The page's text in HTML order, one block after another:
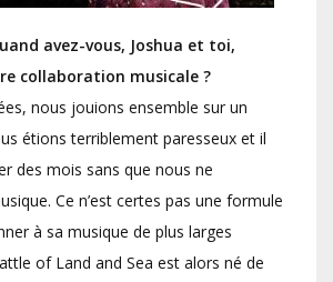
avez-vous, Joshua et toi,
collaboration musicale ?
nous jouions ensemble sur un
étions terriblement paresseux et il
des mois sans que nous ne
Ce n’est certes pas une formule
à sa musique de plus larges
of Land and Sea est alors né de